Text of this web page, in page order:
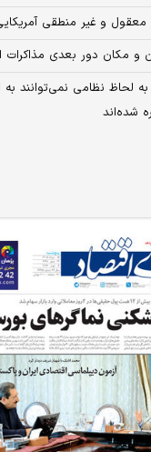
و غیر منطقی
و مکان دور بعدی مذاکرات
لحاظ نظامی نمی‌توانند
شده‌اند